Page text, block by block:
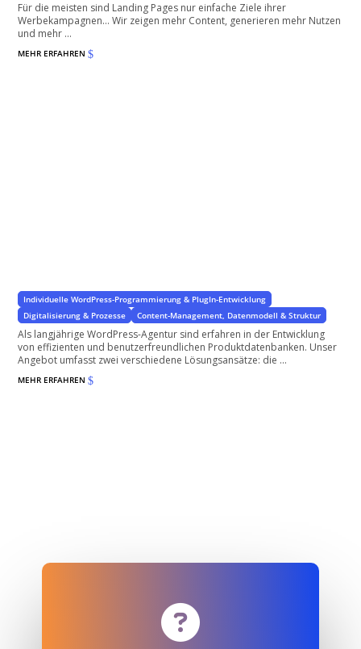
Für die meisten sind Landing Pages nur einfache Ziele ihrer
Werbekampagnen… Wir zeigen mehr Content, generieren mehr Nutzen
und mehr ...
MEHR ERFAHREN$
Individuelle WordPress-Programmierung & PlugIn-Entwicklung
Digitalisierung & Prozesse
Content-Management, Datenmodell & Struktur
Als langjährige WordPress-Agentur sind erfahren in der Entwicklung
von effizienten und benutzerfreundlichen Produktdatenbanken. Unser
Angebot umfasst zwei verschiedene Lösungsansätze: die ...
MEHR ERFAHREN$
